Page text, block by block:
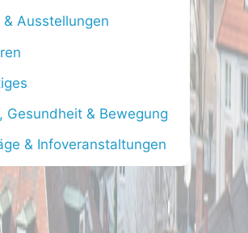
& Ausstellungen
Gesundheit & Bewegung
& Infoveranstaltungen